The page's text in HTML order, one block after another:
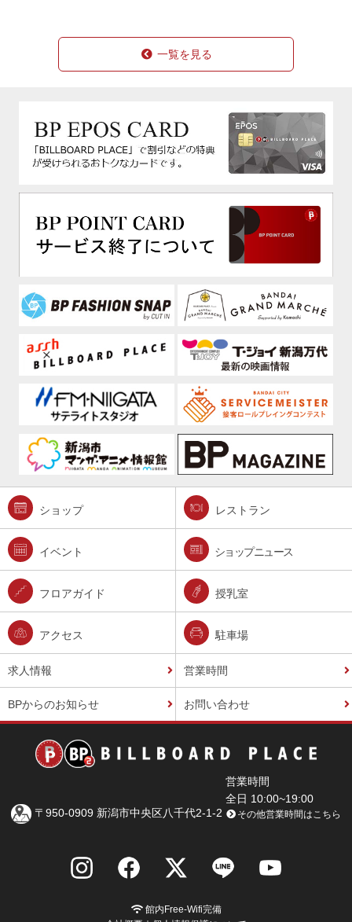
一覧を見る
ショップ レストラン
イベント ショップニュース
フロアガイド 授乳室
アクセス 駐車場
求人情報 営業時間
BPからのお知らせ お問い合わせ
〒950-0909 新潟市中央区八千代2-1-2
営業時間
全日 10:00~19:00
その他営業時間はこちら
館内Free-Wifi完備